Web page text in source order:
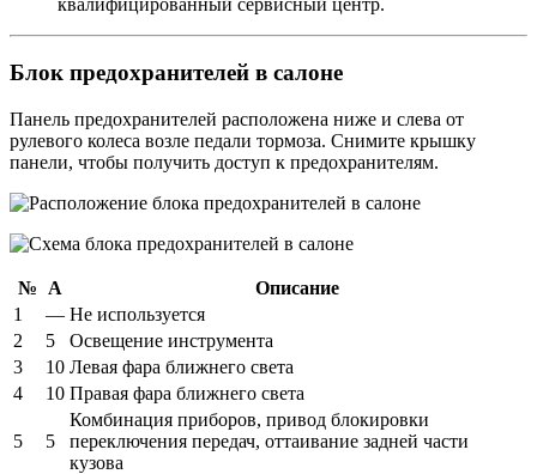
квалифицированный сервисный центр.
Блок предохранителей в салоне
Панель предохранителей расположена ниже и слева от
рулевого колеса возле педали тормоза. Снимите крышку
панели, чтобы получить доступ к предохранителям.
№ А
Описание
1
— Не используется
2
5
Освещение инструмента
3
10 Левая фара ближнего света
4
10 Правая фара ближнего света
5 5
Комбинация приборов, привод блокировки
переключения передач, оттаивание задней части
кузова